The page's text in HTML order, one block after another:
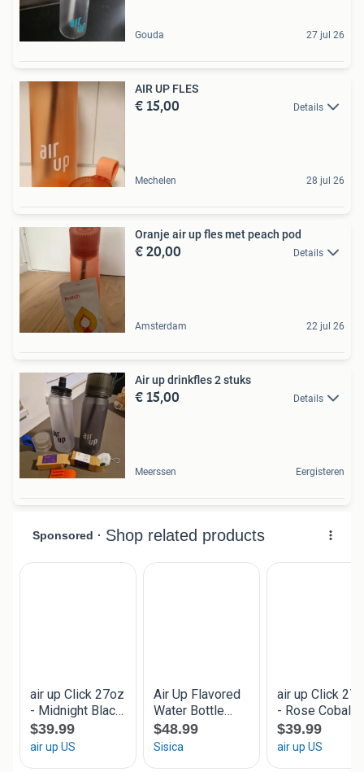
Gouda 27 jul 26
AIR UP FLES
€ 15,00 Details
Mechelen 28 jul 26
Oranje air up fles met peach pod
€ 20,00 Details
Amsterdam 22 jul 26
Air up drinkfles 2 stuks
€ 15,00 Details
Meerssen Eergisteren